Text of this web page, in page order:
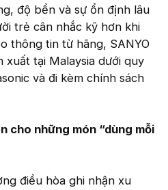
độ bền và sự ổn định lâu
trẻ cân nhắc kỹ hơn khi
thông tin từ hãng, SANYO
xuất tại Malaysia dưới quy
và đi kèm chính sách
cho những món “dùng mỗi
điều hòa ghi nhận xu